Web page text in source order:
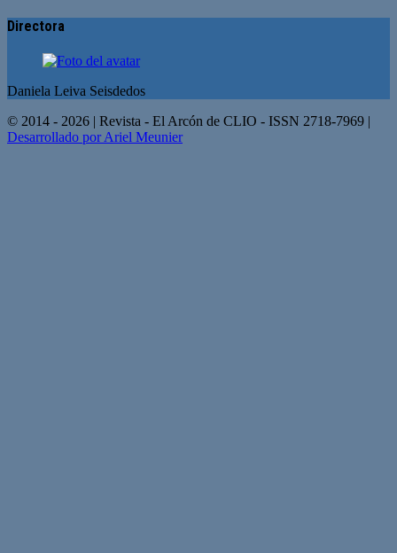
Directora
Daniela Leiva Seisdedos
© 2014 - 2026 | Revista - El Arcón de CLIO - ISSN 2718-7969 |
Desarrollado por Ariel Meunier